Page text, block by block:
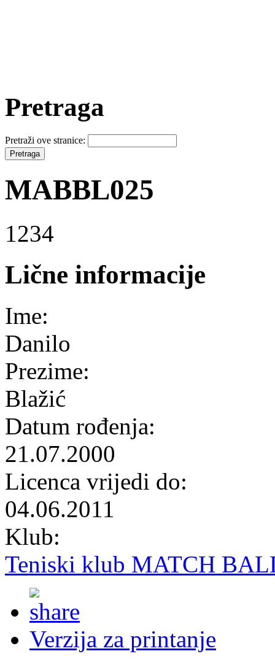
Pretraga
Pretraži ove stranice:
MABBL025
1234
Lične informacije
Ime:
Danilo
Prezime:
Blažić
Datum rođenja:
21.07.2000
Licenca vrijedi do:
04.06.2011
Klub:
Teniski klub MATCH
Verzija za printanje